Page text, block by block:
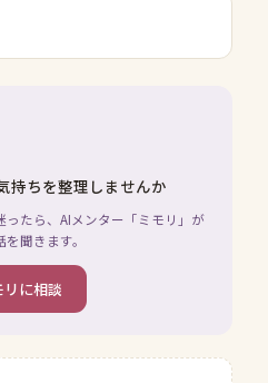
持ちを整理しませんか
ったら、AIメンター「ミモリ」が
聞きます。
リに相談